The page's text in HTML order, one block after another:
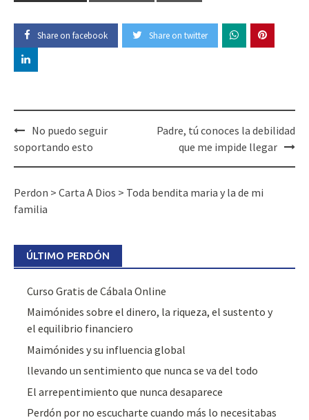
Share on facebook Share on twitter
Post
navigation
No puedo seguir
soportando esto
Padre, tú conoces la debilidad
que me impide llegar
Perdon > Carta A Dios > Toda bendita maria y la de mi
familia
ÚLTIMO PERDÓN
Curso Gratis de Cábala Online
Maimónides sobre el dinero, la riqueza, el sustento y
el equilibrio financiero
Maimónides y su influencia global
llevando un sentimiento que nunca se va del todo
El arrepentimiento que nunca desaparece
Perdón por no escucharte cuando más lo necesitabas